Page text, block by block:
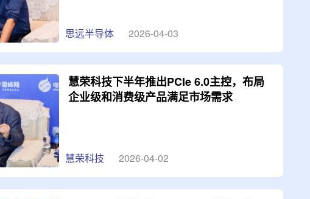
思远半导体 2026-04-03
慧荣科技下半年推出PCIe 6.0主控，布局
企业级和消费级产品满足市场需求
慧荣科技 2026-04-02